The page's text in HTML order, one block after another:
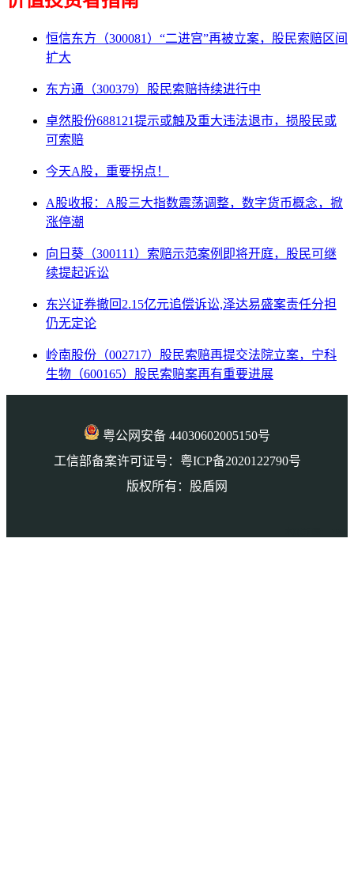
恒信东方（300081）“二进宫”再被立案，股民索赔区间
扩大
东方通（300379）股民索赔持续进行中
卓然股份688121提示或触及重大违法退市，损股民或
可索赔
今天A股，重要拐点！
A股收报：A股三大指数震荡调整，数字货币概念，掀
涨停潮
向日葵（300111）索赔示范案例即将开庭，股民可继
续提起诉讼
东兴证券撤回2.15亿元追偿诉讼,泽达易盛案责任分担
仍无定论
岭南股份（002717）股民索赔再提交法院立案，宁科
生物（600165）股民索赔案再有重要进展
粤公网安备 44030602005150号
工信部备案许可证号：粤ICP备2020122790号
版权所有：股盾网